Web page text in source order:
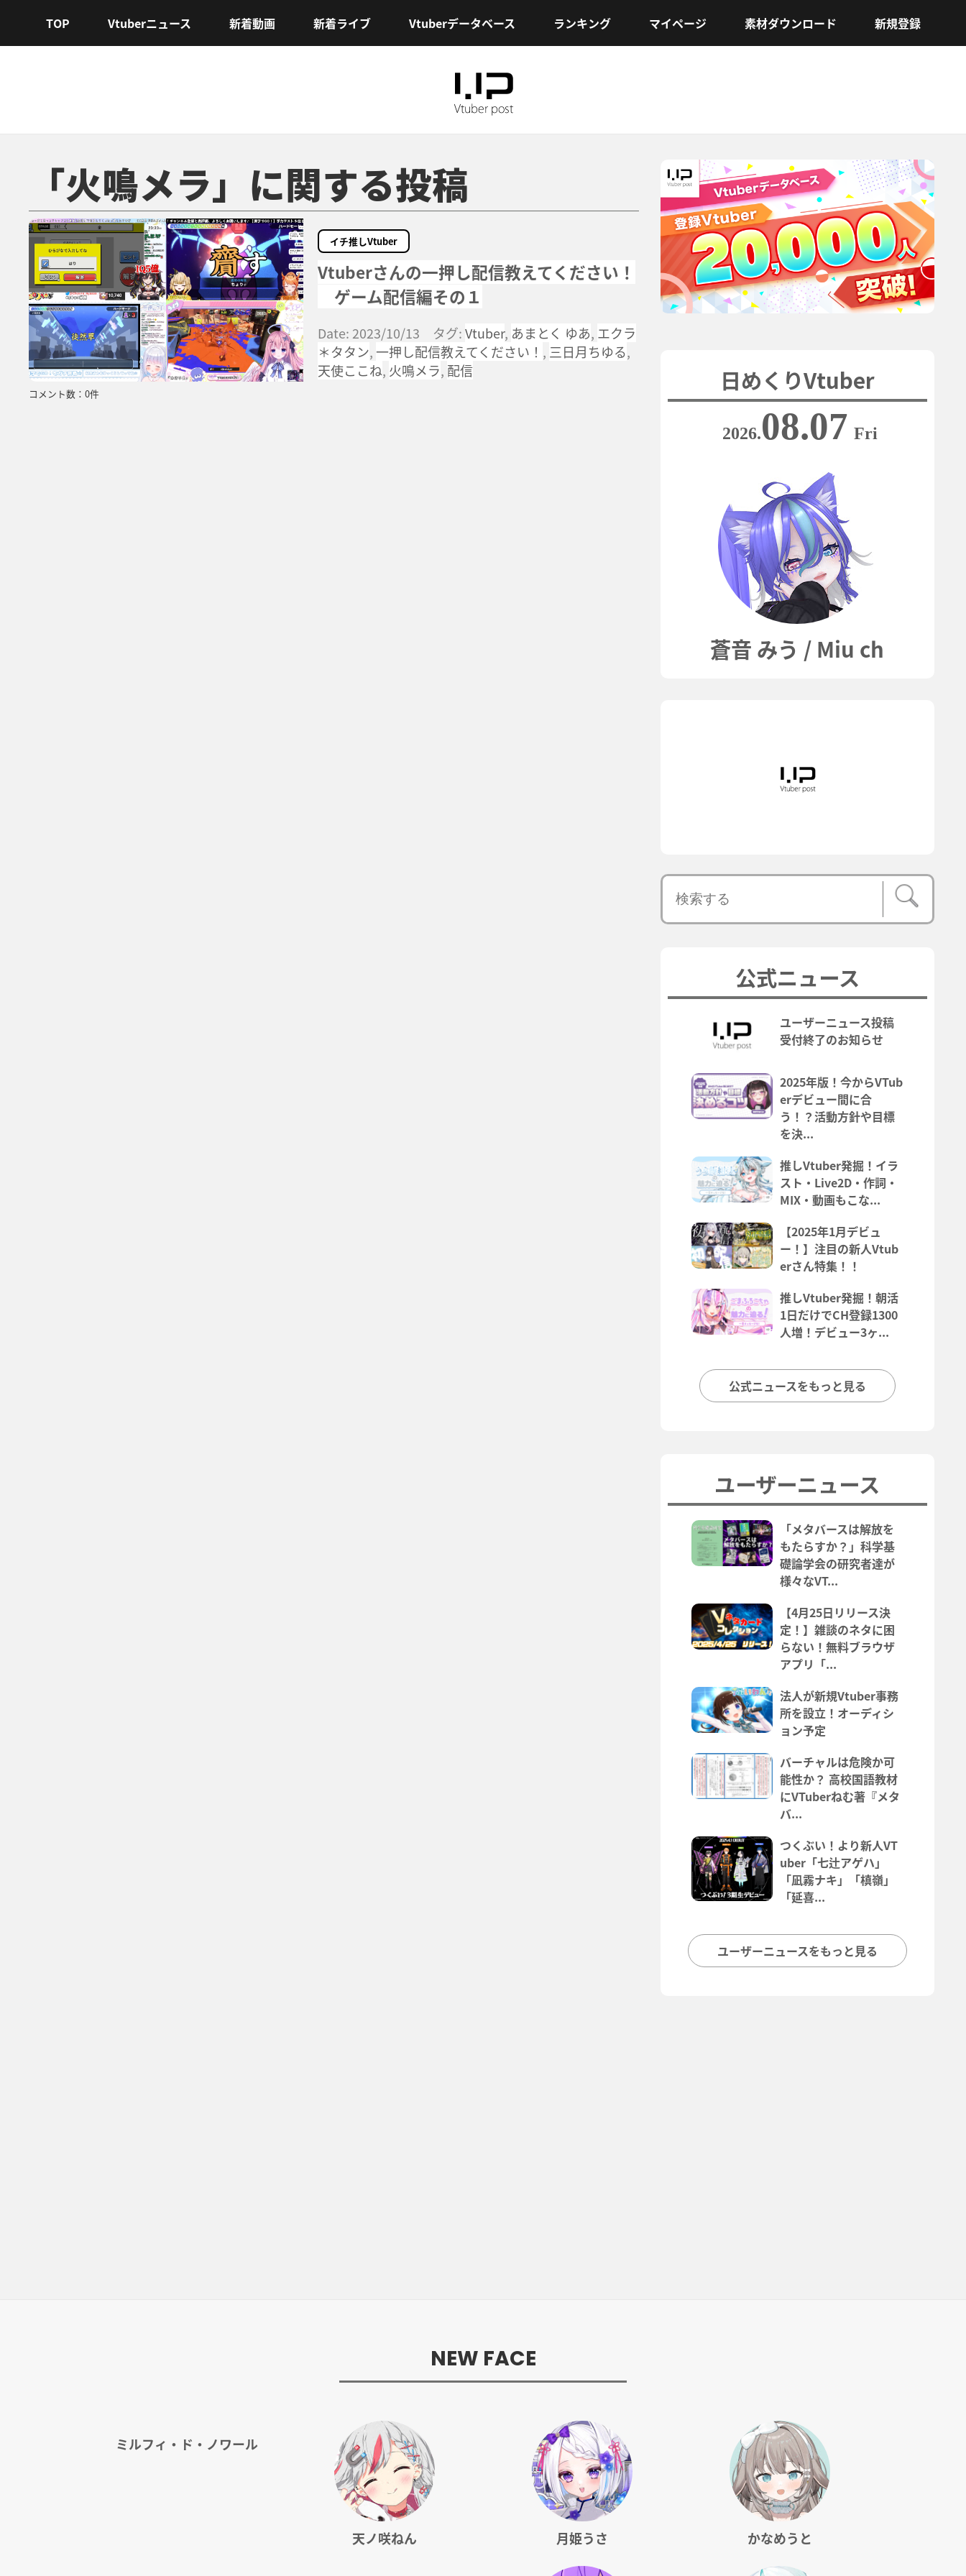
TOP Vtuberニュース 新着動画 新着ライブ Vtuberデータベース ランキング マイページ 素材ダウンロード 新規登録
「火鳴メラ」に関する投稿
イチ推しVtuber
Vtuberさんの一押し配信教えてください！
ゲーム配信編その１
Date: 2023/10/13 タグ:Vtuber, あまとく ゆあ, エクラ
＊タタン,一押し配信教えてください！ , 三日月ちゆる,
天使ここね, 火鳴メラ, 配信
コメント数：0件 日めくりVtuber
2026.08.07 Fri
蒼音 みう / Miu ch
公式ニュース
ユーザーニュース投稿
受付終了のお知らせ
2025年版！今からVTub
erデビュー間に合
う！？活動方針や目標
を決...
推しVtuber発掘！イラ
スト・Live2D・作詞・
MIX・動画もこな...
【2025年1月デビュ
ー！】注目の新人Vtub
erさん特集！！
推しVtuber発掘！朝活
1日だけでCH登録1300
人増！デビュー3ヶ...
公式ニュースをもっと見る
ユーザーニュース
「メタバースは解放を
もたらすか？」科学基
礎論学会の研究者達が
様々なVT...
【4月25日リリース決
定！】雑談のネタに困
らない！無料ブラウザ
アプリ「...
法人が新規Vtuber事務
所を設立！オーディシ
ョン予定
バーチャルは危険か可
能性か？ 高校国語教材
にVTuberねむ著『メタ
バ...
つくぶい！より新人VT
uber「七辻アゲハ」
「凪霧ナキ」「槙嶺」
「延喜...
ユーザーニュースをもっと見る
NEW FACE
ミルフィ・ド・ノワール
天ノ咲ねん 月姫うさ かなめうと